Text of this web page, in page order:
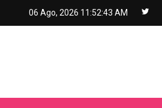
06 Ago, 2026 11:52:44 AM